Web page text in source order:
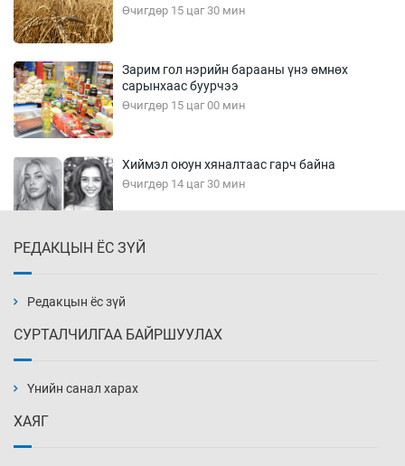
Өчигдөр 15 цаг 30 мин
Зарим гол нэрийн барааны үнэ өмнөх
сарынхаас буурчээ
Өчигдөр 15 цаг 00 мин
Хиймэл оюун хяналтаас гарч байна
Өчигдөр 14 цаг 30 мин
Өчигдөр 14 цаг 00 мин
нэмэгджээ
РЕДАКЦЫН ЁС ЗҮЙ
Редакцын ёс зүй
СУРТАЛЧИЛГАА БАЙРШУУЛАХ
Үнийн санал харах
ХАЯГ